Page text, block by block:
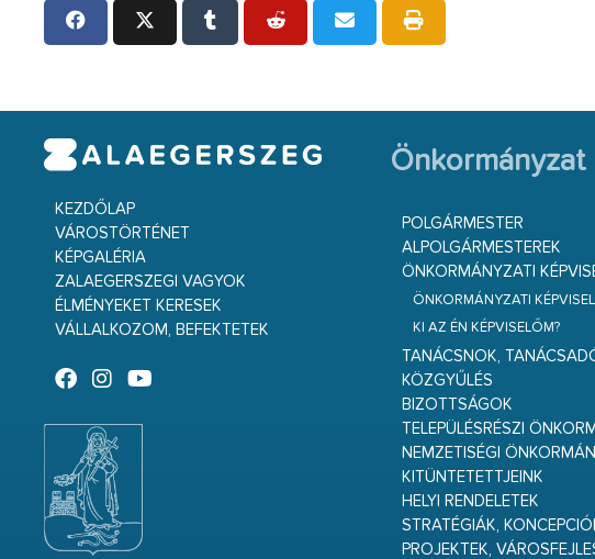
KEZDŐLAP
VÁROSTÖRTÉNET
KÉPGALÉRIA
ZALAEGERSZEGI VAGYOK
ÉLMÉNYEKET KERESEK
VÁLLALKOZOM, BEFEKTETEK
Önkormányzat
POLGÁRMESTER
ALPOLGÁRMESTEREK
ÖNKORMÁNYZATI
ÖNKORMÁNYZATI
KI AZ ÉN KÉPVISELŐM?
TANÁCSNOK,
KÖZGYŰLÉS
BIZOTTSÁGOK
TELEPÜLÉSRÉSZI
NEMZETISÉGI
KITÜNTETETTJEINK
HELYI RENDELETEK
STRATÉGIÁK,
PROJEKTEK,